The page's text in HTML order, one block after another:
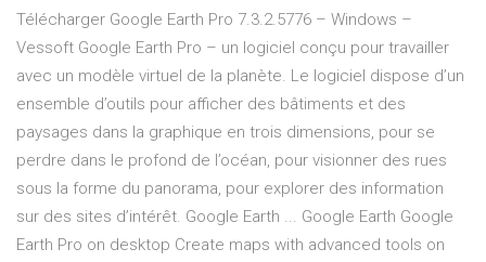
Télécharger Google Earth Pro 7.3.2.5776 – Windows –
Vessoft Google Earth Pro – un logiciel conçu pour travailler
avec un modèle virtuel de la planète. Le logiciel dispose d’un
ensemble d’outils pour afficher des bâtiments et des
paysages dans la graphique en trois dimensions, pour se
perdre dans le profond de l’océan, pour visionner des rues
sous la forme du panorama, pour explorer des information
sur des sites d’intérêt. Google Earth ... Google Earth Google
Earth Pro on desktop Create maps with advanced tools on